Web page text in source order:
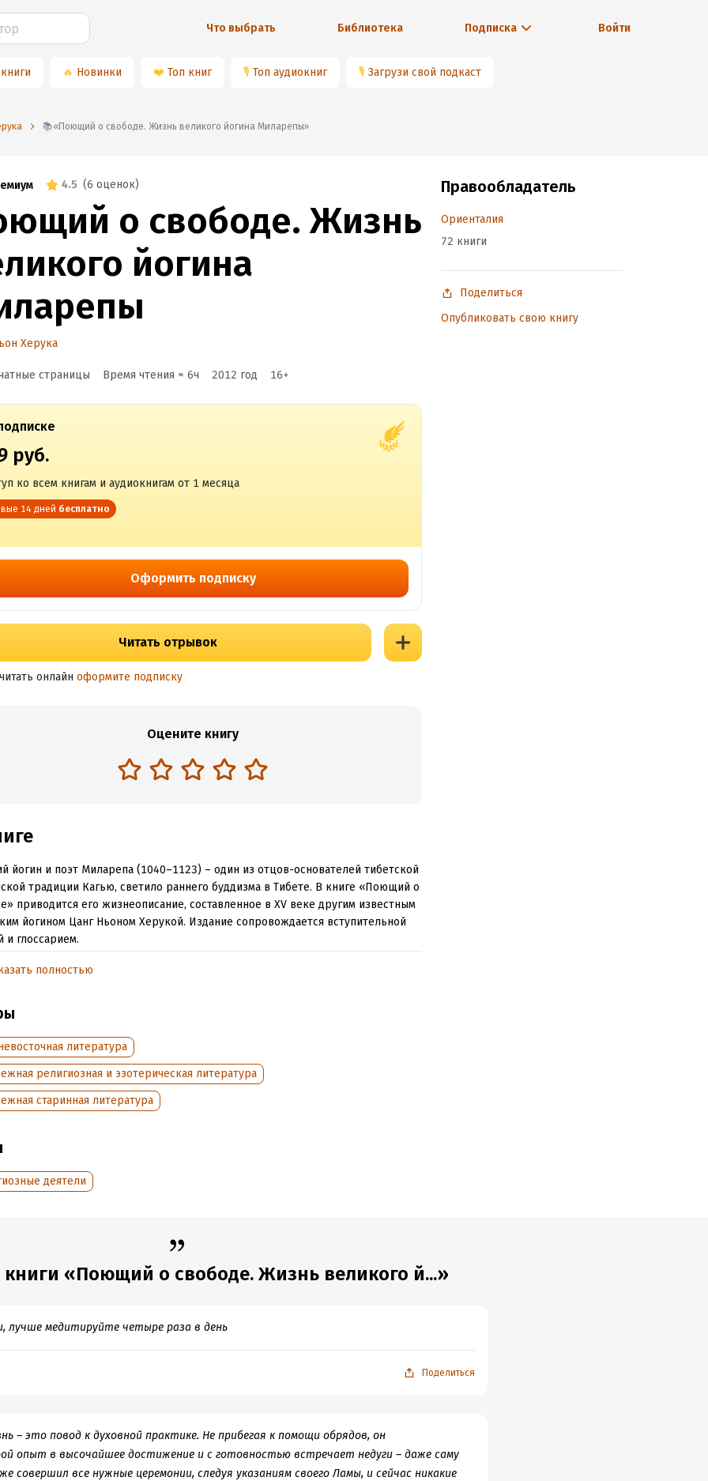
Что выбрать Библиотека Подписка Войти
🔥 Новинки ❤️ Топ книг 🎙 Топ аудиокниг 🎙 Загрузи свой подкаст
📚«Поющий о свободе. Жизнь великого йогина Миларепы»
4.5 (6 оценок)
о свободе. Жизнь
йогина
Херука
страницы Время чтения ≈ 6ч 2012 год 16+
руб.
ко всем книгам и аудиокнигам от 1 месяца
14 дней бесплатно
Оформить подписку
Читать отрывок
онлайн оформите подписку
Оцените книгу
йогин и поэт Миларепа (1040–1123) – один из отцов-основателей тибетской
традиции Кагью, светило раннего буддизма в Тибете. В книге «Поющий о
приводится его жизнеописание, составленное в XV веке другим известным
йогином Цанг Ньоном Херукой. Издание сопровождается вступительной
и глоссарием.
круга читателей.
информация
1 января 1500
417977
2012
Переводчик:
Время на чтение:
полностью
литература
религиозная и эзотерическая литература
старинная литература
деятели
Правообладатель
Ориенталия
72 книги
Поделиться
Опубликовать свою книгу
книги «Поющий о свободе. Жизнь великого й...»
лучше медитируйте четыре раза в день
Поделиться
– это повод к духовной практике. Не прибегая к помощи обрядов, он
опыт в высочайшее достижение и с готовностью встречает недуги – даже саму
совершил все нужные церемонии, следуя указаниям своего Ламы, и сейчас никакие